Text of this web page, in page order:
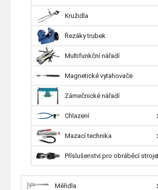
Kružidla
Řezáky trubek
Multifunkční nářadí
Magnetické vytahovače
Zámečnické nářadí
Chlazení
Mazací technika
Příslušenství pro obráběcí stroje
Měřidla